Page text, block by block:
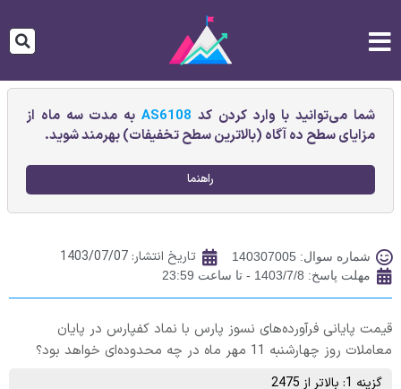
شما می‌توانید با وارد کردن کد AS6108به مدت سه ماه از
مزایای سطح ده آگاه (بالاترین سطح تخفیفات) بهرمند شوید.
راهنما
شماره سوال: 140307005 تاریخ انتشار: 1403/07/07
مهلت پاسخ: 1403/7/8 - تا ساعت 23:59
قیمت پایانی فرآورده‌های نسوز پارس‌ با نماد کفپارس در پایان
معاملات روز چهارشنبه 11 مهر ماه در چه محدوده‌ای خواهد بود؟
گزینه 1: بالاتر از 2475